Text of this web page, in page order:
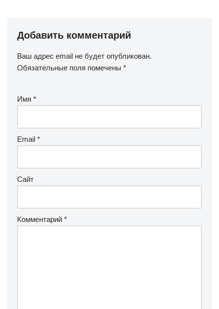
Добавить комментарий
Ваш адрес email не будет опубликован.
Обязательные поля помечены *
Имя *
Email *
Сайт
Комментарий *